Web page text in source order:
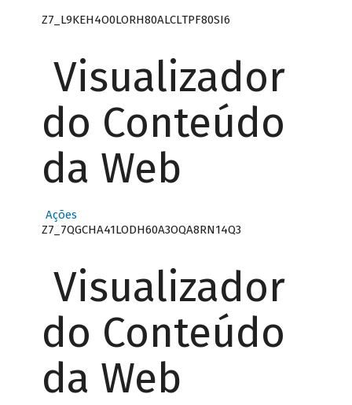
Z7_L9KEH4O0LORH80ALCLTPF80SI6
Visualizador
do Conteúdo
da Web
Ações
Z7_7QGCHA41LODH60A3OQA8RN14Q3
Visualizador
do Conteúdo
da Web